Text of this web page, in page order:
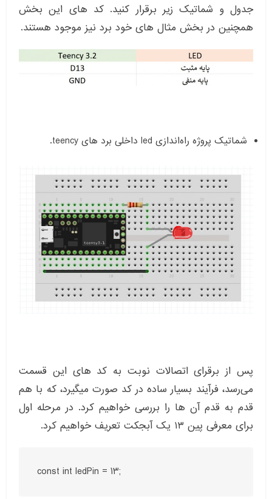
جدول و شماتیک زیر برقرار کنید. کد های این بخش
همچنین در بخش مثال های خود برد نیز موجود هستند.
شماتیک پروژه راه‌اندازی led داخلی برد های teency.
پس از برقرای اتصالات نوبت به کد های این قسمت
می‌رسد، فرآیند بسیار ساده در کد صورت میگیرد، که با هم
قدم به قدم آن ها را بررسی خواهیم کرد. در مرحله اول
برای معرفی پین ۱۳ یک آبجکت تعریف خواهیم کرد.
const int ledPin = 13;